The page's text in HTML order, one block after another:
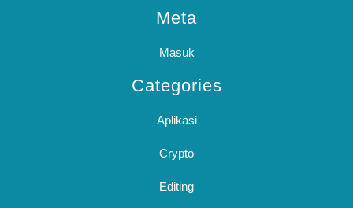
Meta
Masuk
Categories
Aplikasi
Crypto
Editing